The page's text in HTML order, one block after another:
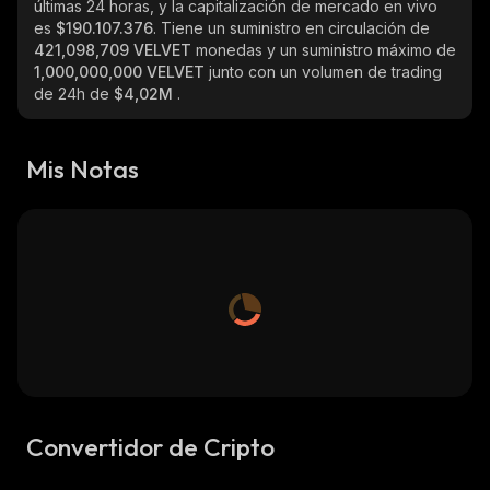
últimas 24 horas, y la capitalización de mercado en vivo
es $190.107.376. Tiene un suministro en circulación de
421,098,709 VELVET monedas y un suministro máximo de
1,000,000,000 VELVET junto con un volumen de trading
de 24h de $4,02M .
Mis Notas
Convertidor de Cripto